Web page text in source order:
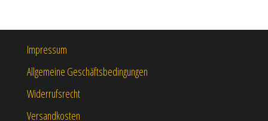
Impressum
Allgemeine Geschäftsbedingungen
Widerrufsrecht
Versandkosten